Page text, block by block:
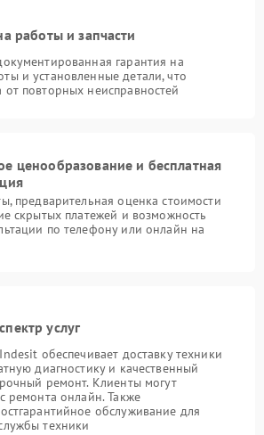
работы и запчасти
гарантия на
и установленные детали, что
повторных неисправностей
ценообразование и бесплатная
предварительная оценка стоимости
скрытых платежей и возможность
по телефону или онлайн на
услуг
обеспечивает доставку техники
диагностику и качественный
ремонт. Клиенты могут
ремонта онлайн. Также
обслуживание для
техники